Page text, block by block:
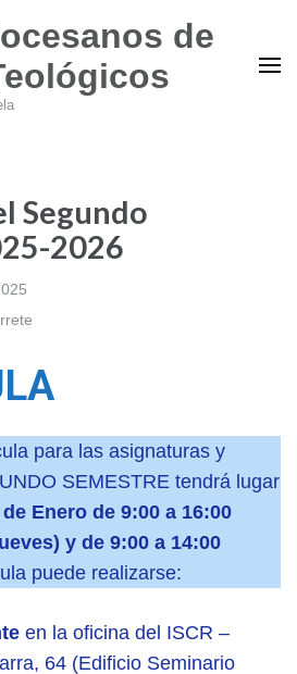
de
Segundo
2026
para las asignaturas y
SEMESTRE tendrá lugar
Enero de 9:00 a 16:00
y de 9:00 a 14:00
puede realizarse:
en la oficina del ISCR –
64 (Edificio Seminario